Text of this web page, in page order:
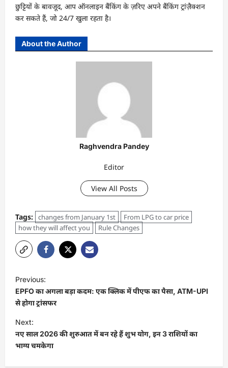
छुट्टियों के बावजूद, आप ऑनलाइन बैंकिंग के ज़रिए अपने बैंकिंग ट्रांज़ैक्शन
कर सकते हैं, जो 24/7 खुला रहता है।
About the Author
Raghvendra Pandey
Editor
View All Posts
Tags: changes from January 1st
From LPG to car price
how they will affect you
Rule Changes
Previous:
EPFO का अगला बड़ा कदम: एक क्लिक में पीएफ का पैसा, ATM-UPI
से होगा ट्रांसफर
Next:
नए साल 2026 की शुरुआत में बन रहे हैं शुभ योग, इन 3 राशियों का
भाग्य चमकेगा